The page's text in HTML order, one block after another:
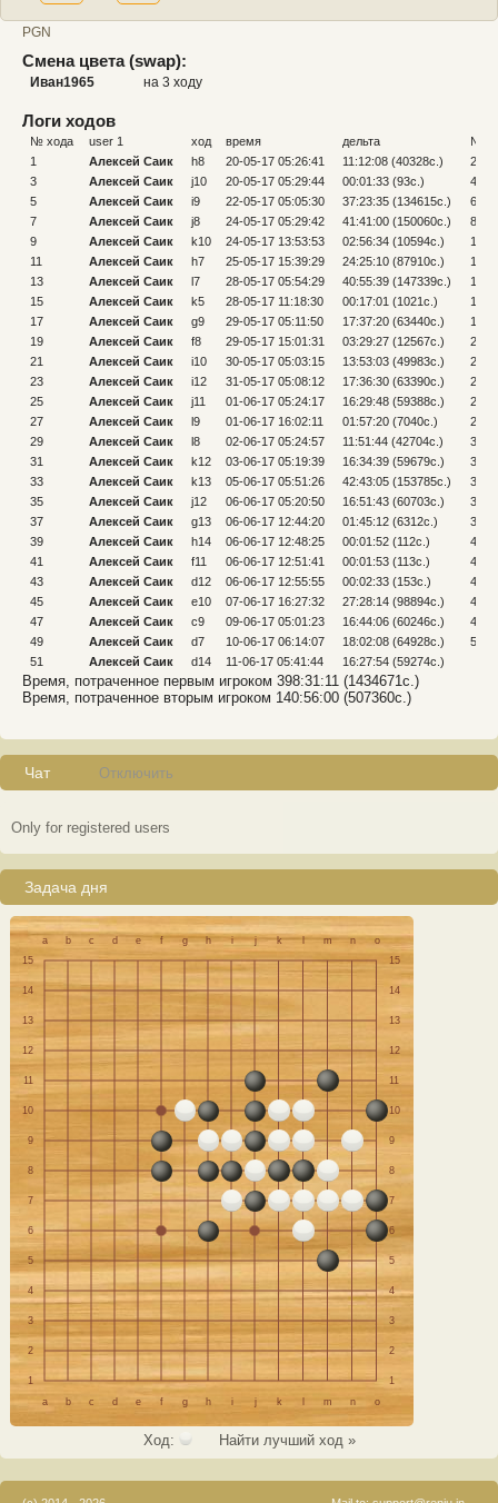
PGN
Смена цвета (swap):
Иван1965 на 3 ходу
Логи ходов
№ хода user 1 ход время дельта
№
1
Алексей Саик h8 20-05-17 05:26:41 11:12:08 (40328c.)
2
3
Алексей Саик j10 20-05-17 05:29:44 00:01:33 (93c.)
4
5
Алексей Саик i9 22-05-17 05:05:30 37:23:35 (134615c.)
6
7
Алексей Саик j8 24-05-17 05:29:42 41:41:00 (150060c.)
8
9
Алексей Саик k10 24-05-17 13:53:53 02:56:34 (10594c.)
10
11
Алексей Саик h7 25-05-17 15:39:29 24:25:10 (87910c.)
12
13
Алексей Саик l7 28-05-17 05:54:29 40:55:39 (147339c.)
14
15
Алексей Саик k5 28-05-17 11:18:30 00:17:01 (1021c.)
16
17
Алексей Саик g9 29-05-17 05:11:50 17:37:20 (63440c.)
18
19
Алексей Саик f8 29-05-17 15:01:31 03:29:27 (12567c.)
20
21
Алексей Саик i10 30-05-17 05:03:15 13:53:03 (49983c.)
22
23
Алексей Саик i12 31-05-17 05:08:12 17:36:30 (63390c.)
24
25
Алексей Саик j11 01-06-17 05:24:17 16:29:48 (59388c.)
26
27
Алексей Саик l9 01-06-17 16:02:11 01:57:20 (7040c.)
28
29
Алексей Саик l8 02-06-17 05:24:57 11:51:44 (42704c.)
30
31
Алексей Саик k12 03-06-17 05:19:39 16:34:39 (59679c.)
32
33
Алексей Саик k13 05-06-17 05:51:26 42:43:05 (153785c.)
34
35
Алексей Саик j12 06-06-17 05:20:50 16:51:43 (60703c.)
36
37
Алексей Саик g13 06-06-17 12:44:20 01:45:12 (6312c.)
38
39
Алексей Саик h14 06-06-17 12:48:25 00:01:52 (112c.)
40
41
Алексей Саик f11 06-06-17 12:51:41 00:01:53 (113c.)
42
43
Алексей Саик d12 06-06-17 12:55:55 00:02:33 (153c.)
44
45
Алексей Саик e10 07-06-17 16:27:32 27:28:14 (98894c.)
46
47
Алексей Саик c9 09-06-17 05:01:23 16:44:06 (60246c.)
48
49
Алексей Саик d7 10-06-17 06:14:07 18:02:08 (64928c.)
50
51
Алексей Саик d14 11-06-17 05:41:44 16:27:54 (59274c.)
Время, потраченное первым игроком 398:31:11 (1434671c.)
Время, потраченное вторым игроком 140:56:00 (507360c.)
Чат Отключить
Only for registered users
Задача дня
a b c d e f g h i j k m n
o
15
15
14 14
13 13
12 12
11 11
10 10
9 9
8 8
7 7
6 6
5 5
4 4
3 3
2 2
1
1
a
b c d e f g h i j k m n o
Ход: Найти лучший ход »